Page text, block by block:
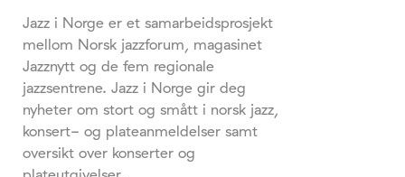
Jazz i Norge er et samarbeidsprosjekt
mellom Norsk jazzforum, magasinet
Jazznytt og de fem regionale
jazzsentrene. Jazz i Norge gir deg
nyheter om stort og smått i norsk jazz,
konsert- og plateanmeldelser samt
oversikt over konserter og